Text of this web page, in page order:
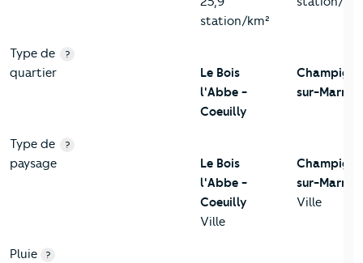
station/km²
Type de
quartier
?
Le Bois
l'Abbe -
Coeuilly
sur-Marne
Type de
paysage
?
Le Bois
l'Abbe -
Coeuilly
Ville
sur-Marne
Ville
Pluie ?